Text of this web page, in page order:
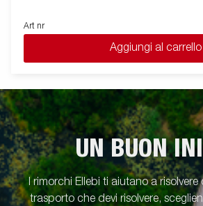
Art nr
Aggiungi al carrello
UN BUON
I rimorchi Ellebi ti aiutano a
trasporto che devi risolvere,